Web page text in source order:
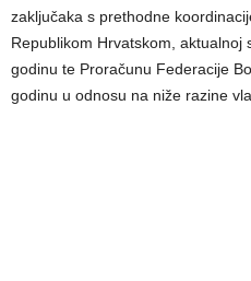
zaključaka s prethodne
Republikom Hrvatskom, aktualnoj
godinu te Proračunu Federacije
godinu u odnosu na niže razine